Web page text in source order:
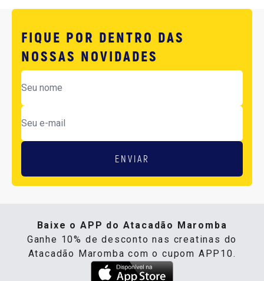
FIQUE POR DENTRO DAS
NOSSAS NOVIDADES
ENVIAR
Baixe o APP do Atacadão Maromba
Ganhe 10% de desconto nas creatinas do
Atacadão Maromba com o cupom APP10.